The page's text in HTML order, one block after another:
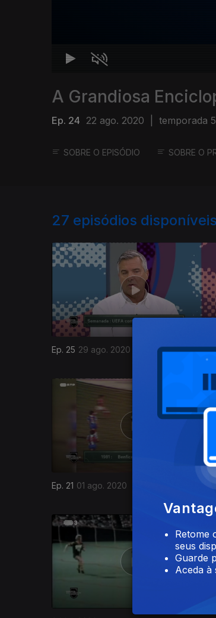
A Grandiosa
Ep. 24 22 ago. 2020 temporada 5
SOBRE O EPISÓDIO SOBRE O
27 episódios disponíveis
Ep. 25 29 ago. 2020
Ep. 21 01 ago. 2020
478014
Retome
seus
Guarde
Aceda à